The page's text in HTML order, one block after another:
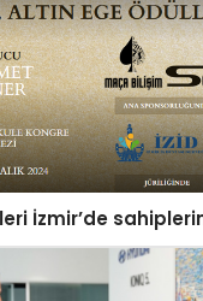
İzmir’de